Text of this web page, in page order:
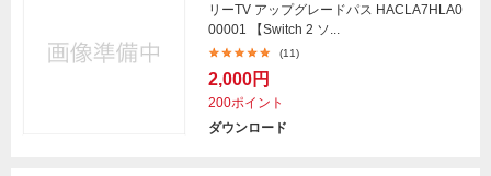
リーTV アップグレードパス HACLA7HLA0
00001 【Switch 2 ソ...
(11)
2,000円
200ポイント
ダウンロード